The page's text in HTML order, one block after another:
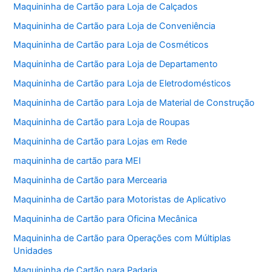
Maquininha de Cartão para Loja de Calçados
Maquininha de Cartão para Loja de Conveniência
Maquininha de Cartão para Loja de Cosméticos
Maquininha de Cartão para Loja de Departamento
Maquininha de Cartão para Loja de Eletrodomésticos
Maquininha de Cartão para Loja de Material de Construção
Maquininha de Cartão para Loja de Roupas
Maquininha de Cartão para Lojas em Rede
maquininha de cartão para MEI
Maquininha de Cartão para Mercearia
Maquininha de Cartão para Motoristas de Aplicativo
Maquininha de Cartão para Oficina Mecânica
Maquininha de Cartão para Operações com Múltiplas
Unidades